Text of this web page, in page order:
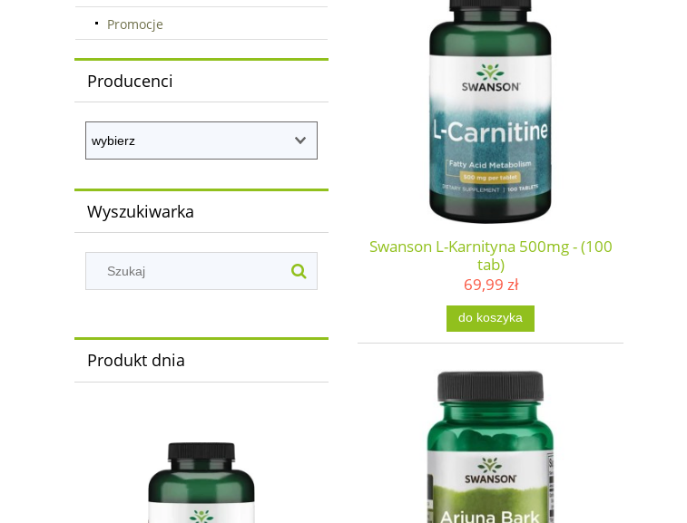
Promocje
Producenci
Wyszukiwarka
Produkt dnia
Swanson L-Karnityna 500mg - (100
tab)
69,99 zł
do koszyka